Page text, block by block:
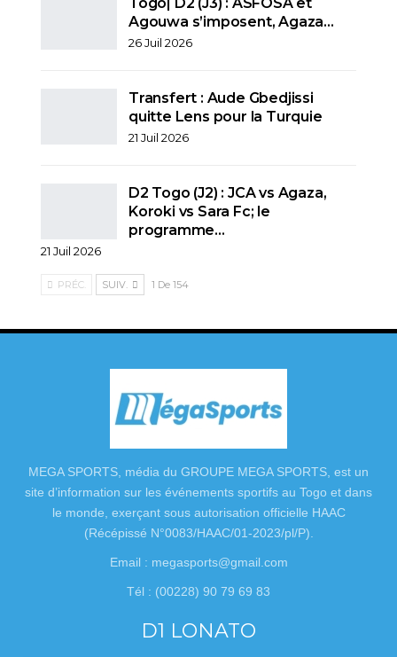
Agouwa s’imposent, Agaza…
26 Juil 2026
Transfert : Aude Gbedjissi
quitte Lens pour la Turquie
21 Juil 2026
D2 Togo (J2) : JCA vs Agaza,
Koroki vs Sara Fc; le
programme…
21 Juil 2026
PRÉC. SUIV. 1 De 154
MEGA SPORTS, média du GROUPE MEGA SPORTS, est un
site d’information sur les événements sportifs au Togo et dans
le monde, exerçant sous autorisation officielle HAAC
(Récépissé N°0083/HAAC/01-2023/pl/P).
Email : megasports@gmail.com
Tél : (00228) 90 79 69 83
D1 LONATO